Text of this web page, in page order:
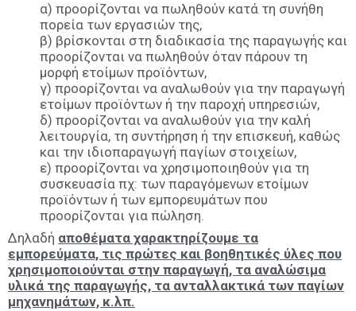
α) προορίζονται να πωληθούν κατά τη συνήθη
πορεία των εργασιών της,
β) βρίσκονται στη διαδικασία της παραγωγής και
προορίζονται να πωληθούν όταν πάρουν τη
μορφή ετοίμων προϊόντων,
γ) προορίζονται να αναλωθούν για την παραγωγή
ετοίμων προϊόντων ή την παροχή υπηρεσιών,
δ) προορίζονται να αναλωθούν για την καλή
λειτουργία, τη συντήρηση ή την επισκευή, καθώς
και την ιδιοπαραγωγή παγίων στοιχείων,
ε) προορίζονται να χρησιμοποιηθούν για τη
συσκευασία πχ: των παραγόμενων ετοίμων
προϊόντων ή των εμπορευμάτων που
προορίζονται για πώληση.
Δηλαδή αποθέματα χαρακτηρίζουμε τα
εμπορεύματα, τις πρώτες και βοηθητικές ύλες που
χρησιμοποιούνται στην παραγωγή, τα αναλώσιμα
υλικά της παραγωγής, τα ανταλλακτικά των παγίων
μηχανημάτων, κ.λπ.